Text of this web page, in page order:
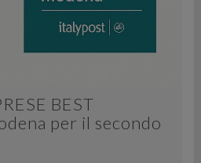
BEST
per il secondo